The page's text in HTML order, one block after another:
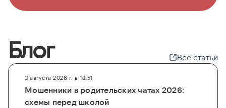
Блог Все статьи
3 августа 2026 г. в 18:51
Мошенники в родительских чатах 2026:
схемы перед школой